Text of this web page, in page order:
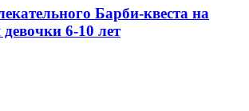
Барби-квеста на
6-10 лет